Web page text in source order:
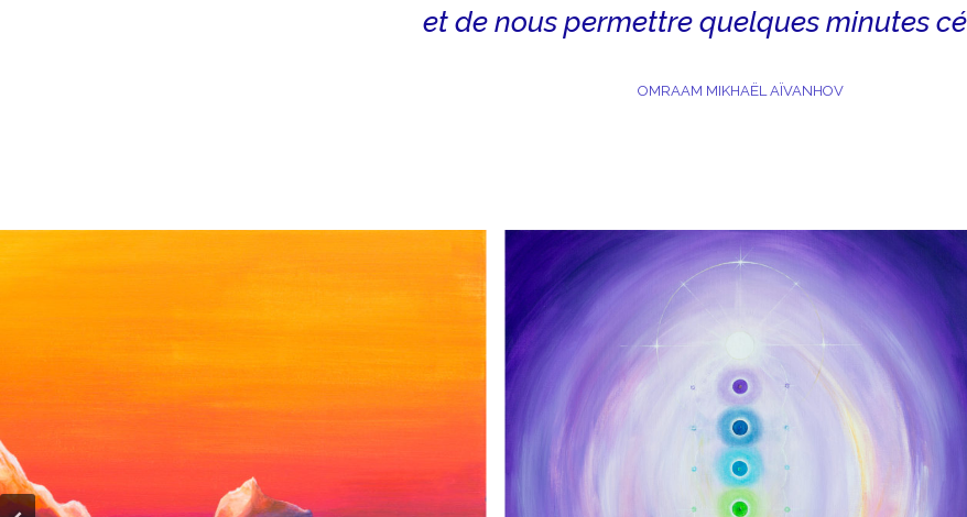
et de nous permettre quelques minutes
OMRAAM MIKHAËL AÏVANHOV